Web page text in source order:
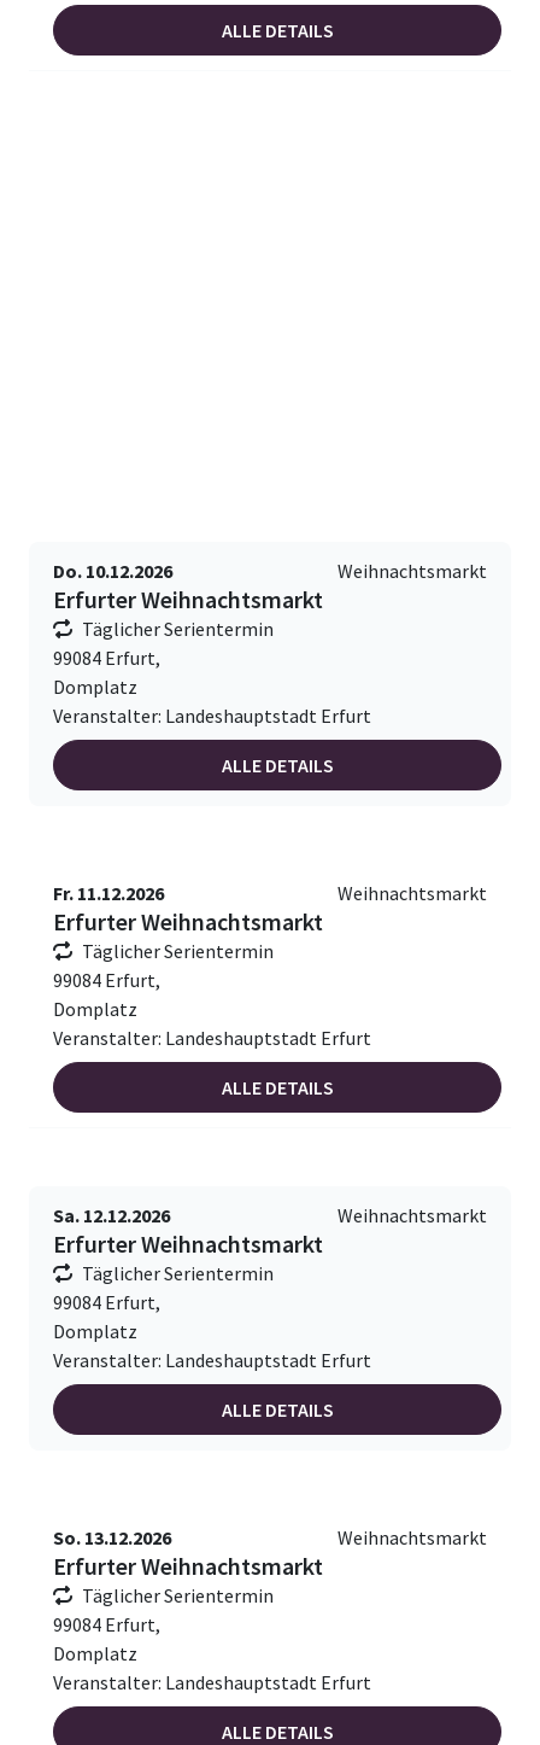
ALLE DETAILS
Do. 10.12.2026 Weihnachtsmarkt
Erfurter Weihnachtsmarkt
Täglicher Serientermin
99084 Erfurt,
Domplatz
Veranstalter: Landeshauptstadt Erfurt
ALLE DETAILS
Fr. 11.12.2026 Weihnachtsmarkt
Erfurter Weihnachtsmarkt
Täglicher Serientermin
99084 Erfurt,
Domplatz
Veranstalter: Landeshauptstadt Erfurt
ALLE DETAILS
Sa. 12.12.2026 Weihnachtsmarkt
Erfurter Weihnachtsmarkt
Täglicher Serientermin
99084 Erfurt,
Domplatz
Veranstalter: Landeshauptstadt Erfurt
ALLE DETAILS
So. 13.12.2026 Weihnachtsmarkt
Erfurter Weihnachtsmarkt
Täglicher Serientermin
99084 Erfurt,
Domplatz
Veranstalter: Landeshauptstadt Erfurt
ALLE DETAILS